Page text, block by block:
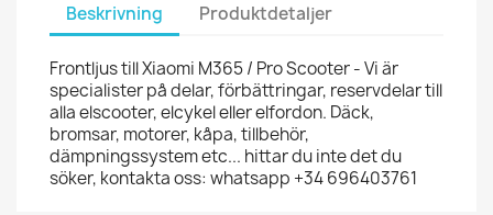
Beskrivning Produktdetaljer
Frontljus till Xiaomi M365 / Pro Scooter - Vi är
specialister på delar, förbättringar, reservdelar till
alla elscooter, elcykel eller elfordon. Däck,
bromsar, motorer, kåpa, tillbehör,
dämpningssystem etc... hittar du inte det du
söker, kontakta oss: whatsapp +34 696403761